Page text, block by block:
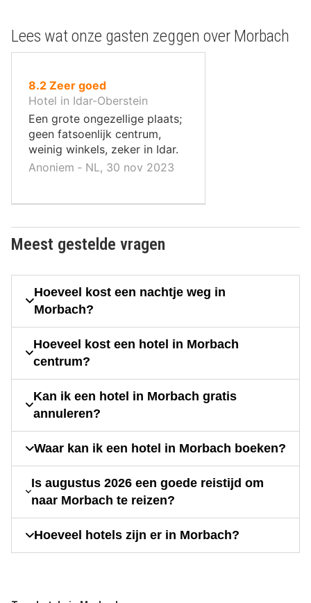
Lees wat onze gasten zeggen over Morbach
8.2 uit
10
,
Zeer goed
Hotel in Idar-Oberstein
Een grote ongezellige plaats;
geen fatsoenlijk centrum,
weinig winkels, zeker in Idar.
Anoniem ‐ NL, 30 nov 2023
Meest gestelde vragen
Hoeveel kost een nachtje weg in
Morbach?
Hoeveel kost een hotel in Morbach
centrum?
Kan ik een hotel in Morbach gratis
annuleren?
Waar kan ik een hotel in Morbach boeken?
Is augustus 2026 een goede reistijd om
naar Morbach te reizen?
Hoeveel hotels zijn er in Morbach?